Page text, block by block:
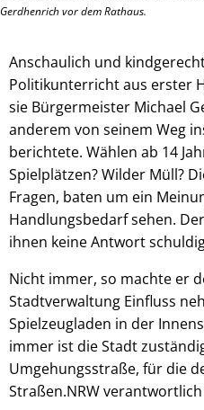
Gerdhenrich vor dem Rathaus.
Anschaulich und
Politikunterricht aus erster
sie Bürgermeister Michael
anderem von seinem Weg
berichtete. Wählen ab 14
Spielplätzen? Wilder Müll?
Fragen, baten um ein
Handlungsbedarf sehen.
ihnen keine Antwort
Nicht immer, so machte er
Stadtverwaltung Einfluss
Spielzeugladen in der
immer ist die Stadt
Umgehungsstraße, für die
Straßen.NRW